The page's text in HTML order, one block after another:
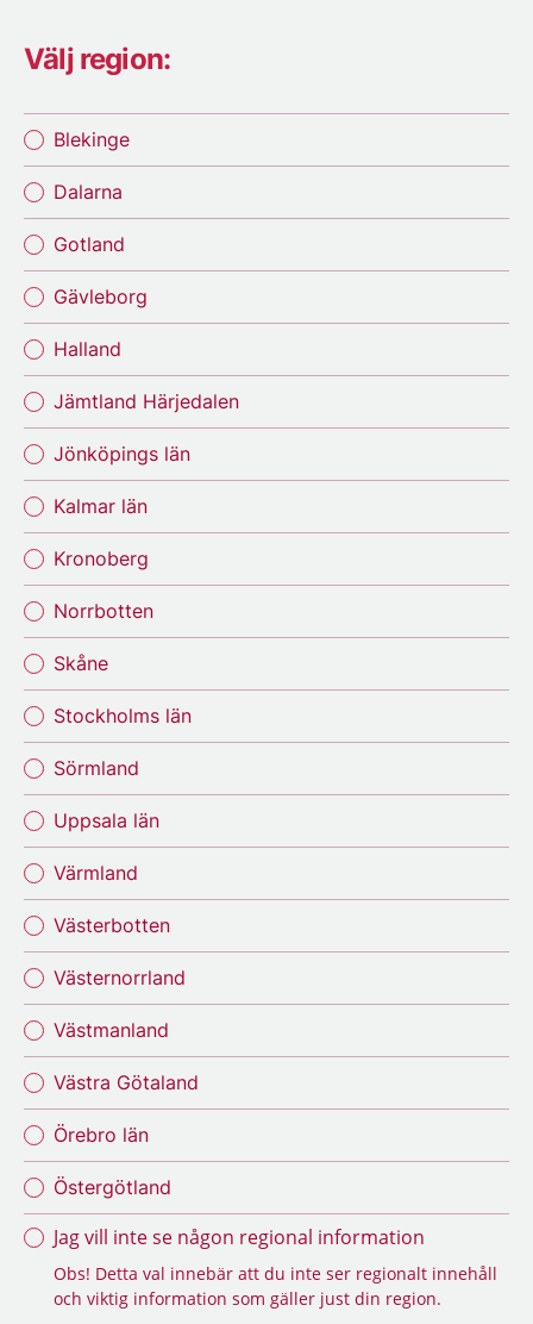
Välj region:
Blekinge
Dalarna
Gotland
Gävleborg
Halland
Jämtland Härjedalen
Jönköpings län
Kalmar län
Kronoberg
Norrbotten
Skåne
Stockholms län
Sörmland
Uppsala län
Värmland
Västerbotten
Västernorrland
Västmanland
Västra Götaland
Örebro län
Östergötland
Jag vill inte se någon regional information
Obs! Detta val innebär att du inte ser regionalt innehåll
och viktig information som gäller just din region.